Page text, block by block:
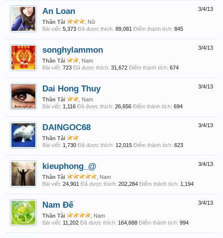
3/4/13
An Loan
Thần Tài
, Nữ
Bài viết: 5,373 Đã được thích: 89,081 Điểm thành tích: 845
3/4/13
songhylammon
Thần Tài
, Nam
Bài viết: 723 Đã được thích: 31,672 Điểm thành tích: 674
3/4/13
Dai Hong Thuy
Thần Tài
, Nam
Bài viết: 1,116 Đã được thích: 26,656 Điểm thành tích: 694
3/4/13
DAINGOC68
Thần Tài
Bài viết: 1,730 Đã được thích: 12,015 Điểm thành tích: 623
3/4/13
kieuphong_@
Thần Tài
, Nam
Bài viết: 24,901 Đã được thích: 202,284 Điểm thành tích: 1,194
3/4/13
Nam Đế
Thần Tài
, Nam
Bài viết: 11,202 Đã được thích: 164,688 Điểm thành tích: 994